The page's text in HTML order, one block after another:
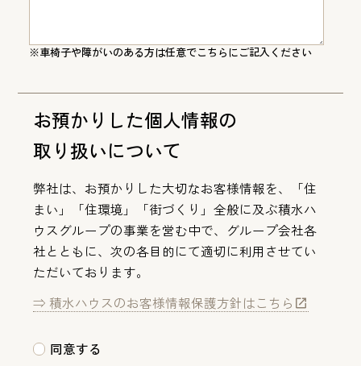
※車椅子や障がいのある方は任意でこちらにご記入ください
お預かりした個人情報の
取り扱いについて
弊社は、お預かりした大切なお客様情報を、「住
まい」「住環境」「街づくり」全般に及ぶ積水ハ
ウスグループの事業を営む中で、グループ会社各
社とともに、次の各目的にて適切に利用させてい
ただいております。
⇒ 積水ハウスのお客様情報保護方針はこちら
同意する